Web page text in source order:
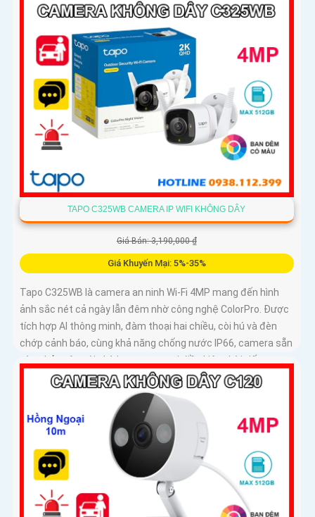
bảo an ninh vững chắc trong mọi điều kiện thời tiết độ bền
TAPO C325WB CAMERA IP WIFI KHÔNG DÂY
Giá Bán: 3,190,000 ₫
Giá Khuyến Mại: 5%-35%
Tapo C325WB là camera an ninh Wi-Fi 4MP mang đến hình
ảnh sắc nét cả ngày lẫn đêm nhờ công nghệ ColorPro. Được
tích hợp AI thông minh, đàm thoại hai chiều, còi hú và đèn
chớp cảnh báo, cùng khả năng chống nước IP66, camera sẵn
sàng bảo vệ ngôi nhà bạn trong mọi điều kiện thời tiết